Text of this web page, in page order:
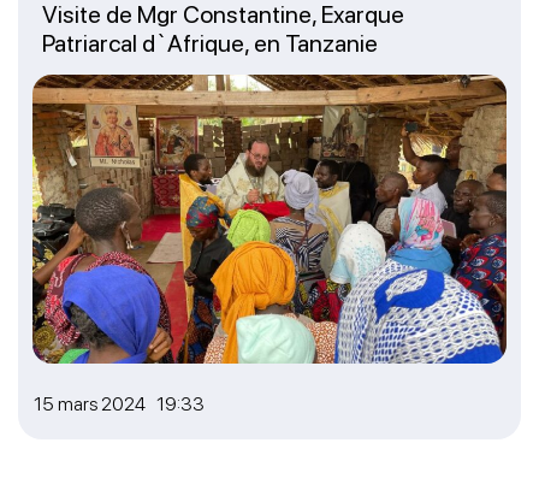
15 mars 2024 19:33
Visite de Mgr Constantine, Exarque
Patriarcal d`Afrique, en Tanzanie